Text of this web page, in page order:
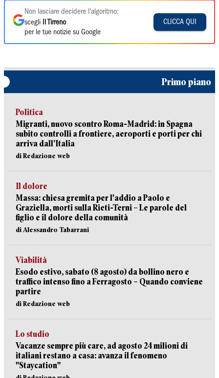
Non lasciare decidere l'algoritmo:
scegli
Il Tirreno
per le tue notizie su Google
CLICCA QUI
Primo piano
Politica
Migranti, nuovo scontro Roma-Madrid: in Spagna
subito controlli a frontiere, aeroporti e porti per chi
arriva dall’Italia
di Redazione web
Il dolore
Massa: chiesa gremita per l'addio a Paolo e
Graziella, morti sulla Rieti-Terni – Le parole del
figlio e il dolore della comunità
di Alessandro Tabarrani
Viabilità
Esodo estivo, sabato (8 agosto) da bollino nero e
traffico intenso fino a Ferragosto – Quando conviene
partire
di Redazione web
Lo studio
Vacanze sempre più care, ad agosto 24 milioni di
italiani restano a casa: avanza il fenomeno
"Staycation"